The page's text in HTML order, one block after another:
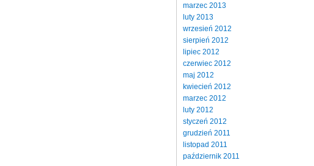
marzec 2013
luty 2013
wrzesień 2012
sierpień 2012
lipiec 2012
czerwiec 2012
maj 2012
kwiecień 2012
marzec 2012
luty 2012
styczeń 2012
grudzień 2011
listopad 2011
październik 2011